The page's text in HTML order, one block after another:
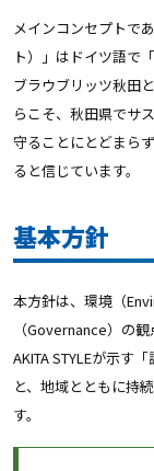
メインコンセプトで
ト）」はドイツ語で
ブラウブリッツ秋田
らこそ、秋田県でサ
守ることにとどまら
ると信じています。
基本方針
本方針は、環境（
（Governance）の
AKITA STYLEが示す
と、地域とともに持
す。